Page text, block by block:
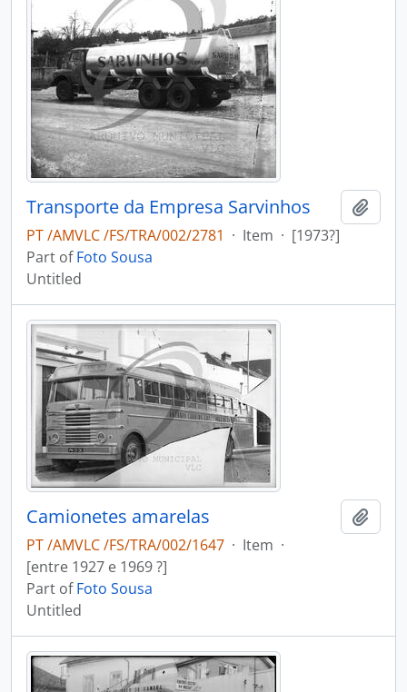
Transporte da Empresa Sarvinhos
PT /AMVLC /FS/TRA/002/2781 · Item · [1973?]
Part ofFoto Sousa
Untitled
Camionetes amarelas
PT /AMVLC /FS/TRA/002/1647 · Item ·
[entre 1927 e 1969 ?]
Part ofFoto Sousa
Untitled